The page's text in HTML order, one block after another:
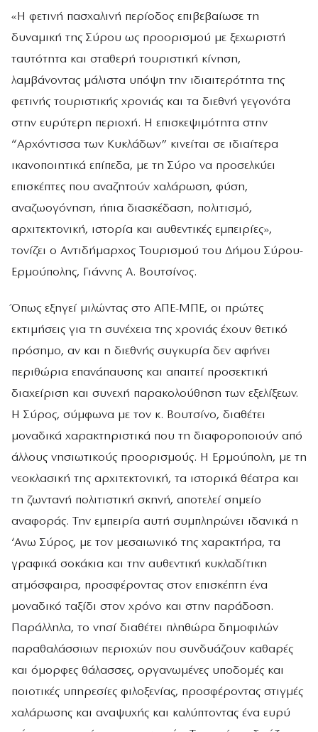
«Η φετινή πασχαλινή περίοδος επιβεβαίωσε τη
δυναμική της Σύρου ως προορισμού με ξεχωριστή
ταυτότητα και σταθερή τουριστική κίνηση,
λαμβάνοντας μάλιστα υπόψη την ιδιαιτερότητα της
φετινής τουριστικής χρονιάς και τα διεθνή γεγονότα
στην ευρύτερη περιοχή. Η επισκεψιμότητα στην
“Αρχόντισσα των Κυκλάδων” κινείται σε ιδιαίτερα
ικανοποιητικά επίπεδα, με τη Σύρο να προσελκύει
επισκέπτες που αναζητούν χαλάρωση, φύση,
αναζωογόνηση, ήπια διασκέδαση, πολιτισμό,
αρχιτεκτονική, ιστορία και αυθεντικές εμπειρίες»,
τονίζει ο Αντιδήμαρχος Τουρισμού του Δήμου Σύρου-
Ερμούπολης, Γιάννης Α. Βουτσίνος.
Όπως εξηγεί μιλώντας στο ΑΠΕ-ΜΠΕ, οι πρώτες
εκτιμήσεις για τη συνέχεια της χρονιάς έχουν θετικό
πρόσημο, αν και η διεθνής συγκυρία δεν αφήνει
περιθώρια επανάπαυσης και απαιτεί προσεκτική
διαχείριση και συνεχή παρακολούθηση των εξελίξεων.
Η Σύρος, σύμφωνα με τον κ. Βουτσίνο, διαθέτει
μοναδικά χαρακτηριστικά που τη διαφοροποιούν από
άλλους νησιωτικούς προορισμούς. Η Ερμούπολη, με τη
νεοκλασική της αρχιτεκτονική, τα ιστορικά θέατρα και
τη ζωντανή πολιτιστική σκηνή, αποτελεί σημείο
αναφοράς. Την εμπειρία αυτή συμπληρώνει ιδανικά η
‘Ανω Σύρος, με τον μεσαιωνικό της χαρακτήρα, τα
γραφικά σοκάκια και την αυθεντική κυκλαδίτικη
ατμόσφαιρα, προσφέροντας στον επισκέπτη ένα
μοναδικό ταξίδι στον χρόνο και στην παράδοση.
Παράλληλα, το νησί διαθέτει πληθώρα δημοφιλών
παραθαλάσσιων περιοχών που συνδυάζουν καθαρές
και όμορφες θάλασσες, οργανωμένες υποδομές και
ποιοτικές υπηρεσίες φιλοξενίας, προσφέροντας στιγμές
χαλάρωσης και αναψυχής και καλύπτοντας ένα ευρύ